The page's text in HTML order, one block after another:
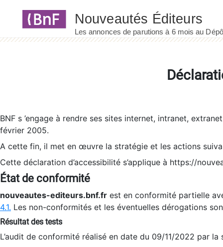
BNF s ’engage à rendre ses sites internet, intranet,
février 2005.
A cette fin, il met en œuvre la stratégie et les actions
Cette déclaration d’accessibilité s’applique à https://
État de conformité
nouveautes-editeurs.bnf.fr est en conformité partielle
4.1. Les non-conformités et les éventuelles dérogations
Résultat des tests
L’audit de conformité réalisé en date du 09/11/2022 par